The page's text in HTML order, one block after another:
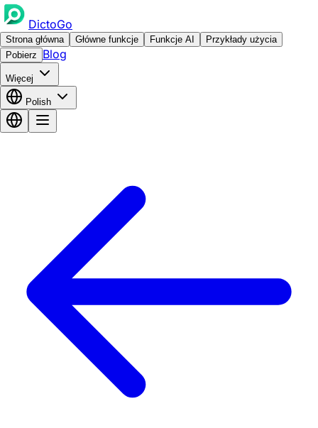
DictoGo
Strona główna Główne funkcje Funkcje AI
Przykłady użycia
Pobierz
Blog
Więcej
Polish